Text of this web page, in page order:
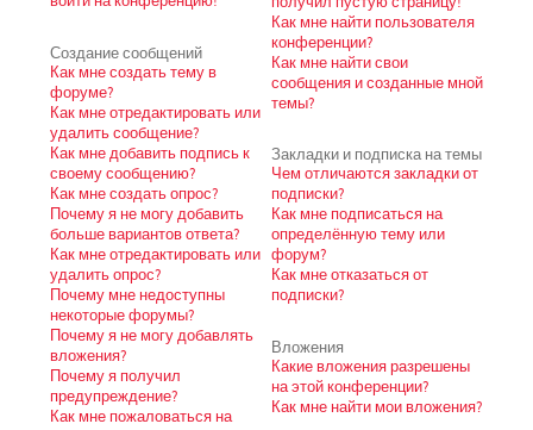
Создание сообщений
Как мне создать тему в
форуме?
Как мне отредактировать или
удалить сообщение?
Как мне добавить подпись к
своему сообщению?
Как мне создать опрос?
Почему я не могу добавить
больше вариантов ответа?
Как мне отредактировать или
удалить опрос?
Почему мне недоступны
некоторые форумы?
Почему я не могу добавлять
вложения?
Почему я получил
предупреждение?
Как мне пожаловаться на
Как мне найти пользователя
конференции?
Как мне найти свои
сообщения и созданные мной
темы?
Закладки и подписка на темы
Чем отличаются закладки от
подписки?
Как мне подписаться на
определённую тему или
форум?
Как мне отказаться от
подписки?
Вложения
Какие вложения разрешены
на этой конференции?
Как мне найти мои вложения?